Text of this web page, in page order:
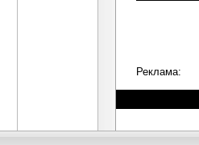
Реклама: